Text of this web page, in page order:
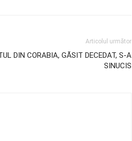
Articolul următor
DIN CORABIA, GĂSIT DECEDAT, S-A
SINUCIS